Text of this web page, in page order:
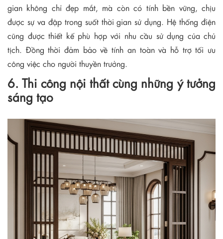
gian không chỉ đẹp mắt, mà còn có tính bền vững, chịu
được sự va đập trong suốt thời gian sử dụng. Hệ thống điện
cũng được thiết kế phù hợp với nhu cầu sử dụng của chủ
tịch. Đồng thời đảm bảo về tính an toàn và hỗ trợ tối ưu
công việc cho người thuyền trưởng.
6. Thi công nội thất cùng những ý tưởng
sáng tạo